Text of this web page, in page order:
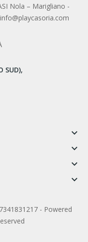
Nola – Marigliano -
SUD),
keyboard_arrow_down
keyboard_arrow_down
keyboard_arrow_down
keyboard_arrow_down
- Powered